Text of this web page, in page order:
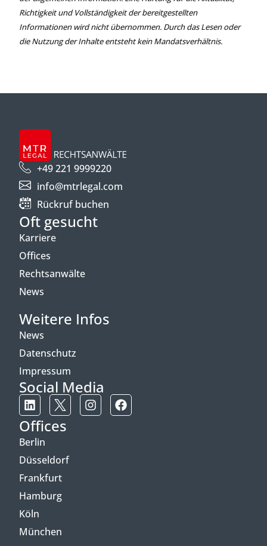
Richtigkeit und Vollständigkeit der bereitgestellten
Informationen wird nicht übernommen. Durch das Lesen oder
die Nutzung der Inhalte entsteht kein Mandatsverhältnis.
+49 221 9999220
info@mtrlegal.com
Rückruf buchen
Oft gesucht
Karriere
Offices
Rechtsanwälte
News
Weitere Infos
News
Datenschutz
Impressum
Social Media
Offices
Berlin
Düsseldorf
Frankfurt
Hamburg
Köln
München